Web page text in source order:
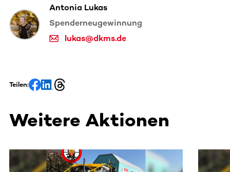
Antonia Lukas
Spenderneugewinnung
lukas@dkms.de
Teilen:
Weitere Aktionen
Dieser Bereich enthält horizontal scrollbare Inhalte.